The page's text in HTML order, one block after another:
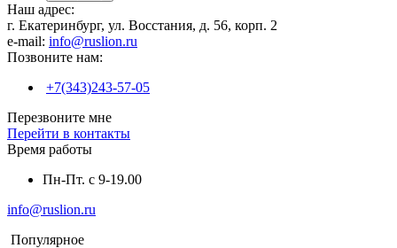
Наш адрес:
г. Екатеринбург, ул. Восстания, д. 56, корп. 2
e-mail: info@ruslion.ru
Позвоните нам:
+7(343)243-57-05
Перезвоните мне
Перейти в контакты
Время работы
Пн-Пт. с 9-19.00
info@ruslion.ru
Популярное